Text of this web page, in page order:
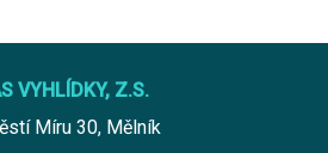
VYHLÍDKY, Z.S.
Míru 30, Mělník